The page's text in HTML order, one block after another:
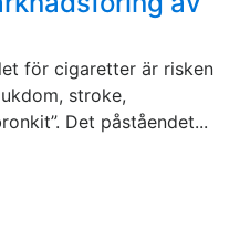
för cigaretter är risken
stroke,
Det påståendet...